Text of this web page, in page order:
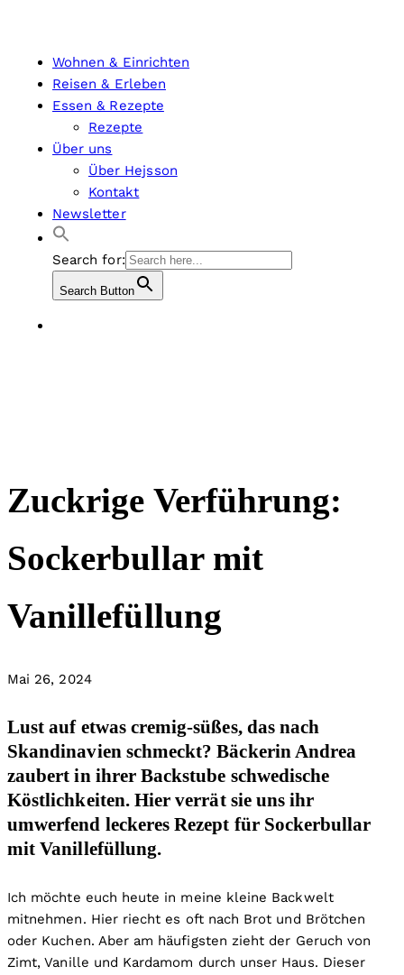
Wohnen & Einrichten
Reisen & Erleben
Essen & Rezepte
Rezepte
Über uns
Über Hejsson
Kontakt
Newsletter
Search for:
Search Button
Zuckrige Verführung:
Sockerbullar mit
Vanillefüllung
Mai 26, 2024
Lust auf etwas cremig-süßes, das nach
Skandinavien schmeckt? Bäckerin Andrea
zaubert in ihrer Backstube schwedische
Köstlichkeiten. Hier verrät sie uns ihr
umwerfend leckeres Rezept für Sockerbullar
mit Vanillefüllung.
Ich möchte euch heute in meine kleine Backwelt
mitnehmen. Hier riecht es oft nach Brot und Brötchen
oder Kuchen. Aber am häufigsten zieht der Geruch von
Zimt, Vanille und Kardamom durch unser Haus. Dieser